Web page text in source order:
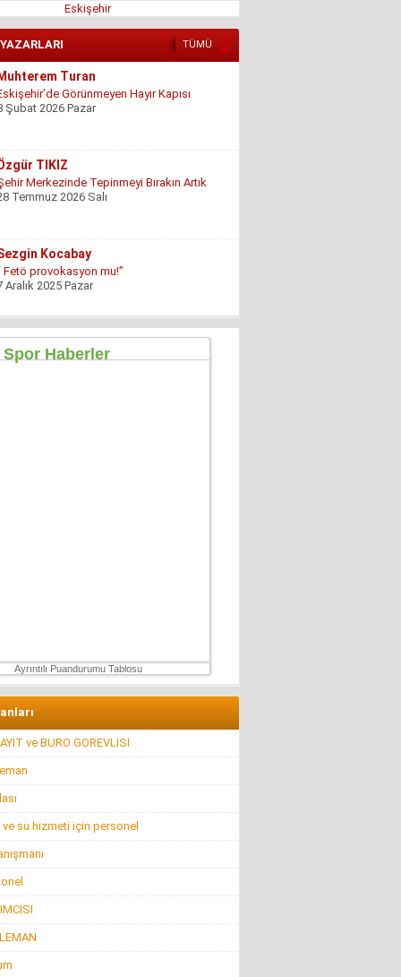
Eskişehir
TÜMÜ
TIKIZ
Merkezinde Tepinmeyi Bırakın Artık
Temmuz 2026 Salı
Kocabay
Fetö provokasyon mu!”
Aralık 2025 Pazar
Kaya
anayasa çalışmaları gene gündemde !
Aralık 2025 Salı
GÜVEN
VAR! KONSER DE VAR, EĞLENCE DE!
Ayrıntılı Puandurumu Tablosu
ve BURO GOREVLISI
su hizmeti için personel